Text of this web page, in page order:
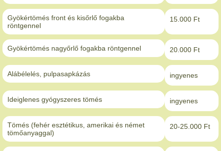
Gyökértömés front és kisőrlő fogakba
röntgennel
15.000 Ft
Gyökértömés nagyőrlő fogakba röntgennel 20.000 Ft
Alábélelés, pulpasapkázás ingyenes
Ideiglenes gyógyszeres tömés ingyenes
Tömés (fehér esztétikus, amerikai és német
tömőanyaggal)
20-25.000 Ft